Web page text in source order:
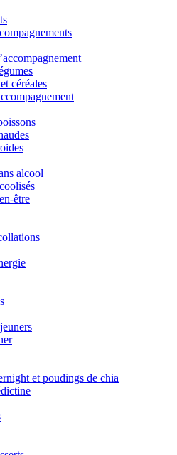
céréales
alcool
être
et poudings de chia